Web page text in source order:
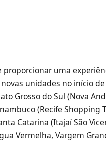
proporcionar uma
unidades no início
Grosso do Sul (Nova
(Recife Shopping
Catarina (Itajaí São
Vermelha, Vargem